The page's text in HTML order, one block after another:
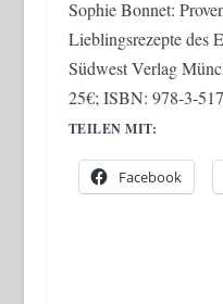
Sophie Bonnet:
Lieblingsrezepte des
Südwest Verlag
25€; ISBN: 978-3-
TEILEN MIT:
Facebook